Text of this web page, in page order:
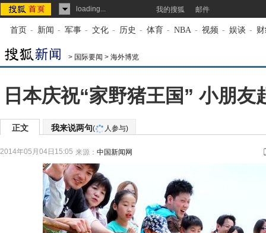
loading... 我的搜狐 邮件
首页 - 新闻 - 军事 - 文化 - 历史 - 体育 - NBA - 视频 - 娱谈 -
> 国际要闻 > 海外博览
日本庆祝“家野猪王国” 小朋友
正文 我来说两句( 人参与)
2014年05月04日15:05 来源： 中国新闻网